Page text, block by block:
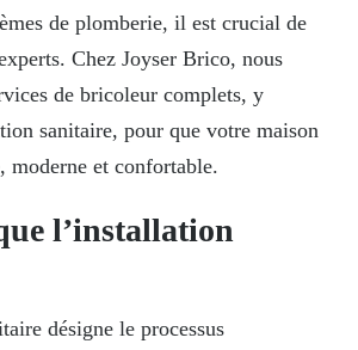
de plomberie, il est crucial de
Chez Joyser Brico, nous
de bricoleur complets, y
sanitaire, pour que votre maison
moderne et confortable.
l’installation
désigne le processus